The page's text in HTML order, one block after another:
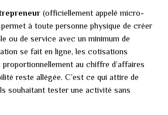
(officiellement appelé micro-
à toute personne physique de créer
ou de service avec un minimum de
se fait en ligne, les cotisations
au chiffre d’affaires
reste allégée. C’est ce qui attire de
souhaitant tester une activité sans